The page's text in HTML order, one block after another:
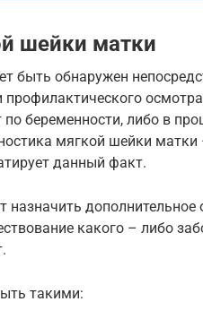
шейки матки
быть обнаружен
профилактического
беременности, либо в
мягкой шейки
данный факт.
дополнительное
какого – либо
такими: